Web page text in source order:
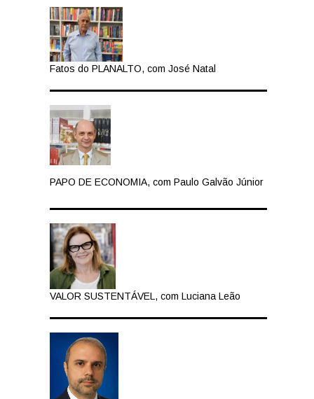
Fatos do PLANALTO, com José Natal
PAPO DE ECONOMIA, com Paulo Galvão Júnior
VALOR SUSTENTÁVEL, com Luciana Leão